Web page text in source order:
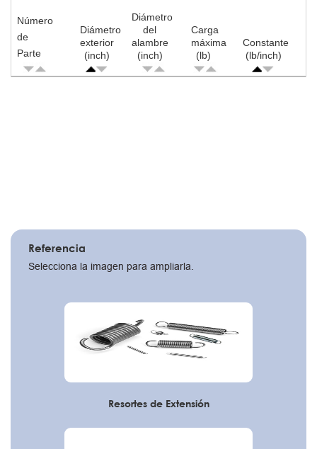
Número
de
Parte
Diámetro
exterior
(inch)
Diámetro
del
alambre
(inch)
Carga
máxima
(lb)
Constante
(lb/inch)
Referencia
Selecciona la imagen para ampliarla.
Resortes de Extensión